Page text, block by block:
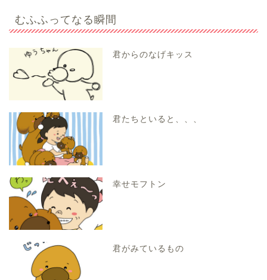
むふふってなる瞬間
君からのなげキッス
君たちといると、、、
幸せモフトン
君がみているもの